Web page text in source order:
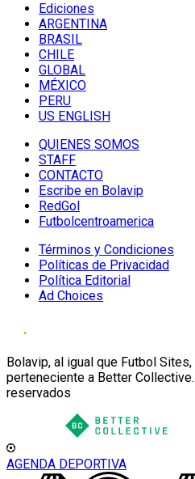
Ediciones
ARGENTINA
BRASIL
CHILE
GLOBAL
MÉXICO
PERU
US ENGLISH
QUIENES SOMOS
STAFF
CONTACTO
Escribe en Bolavip
RedGol
Futbolcentroamerica
Términos y Condiciones
Políticas de Privacidad
Política Editorial
Ad Choices
Bolavip, al igual que Futbol
perteneciente a Better
reservados
AGENDA DEPORTIVA